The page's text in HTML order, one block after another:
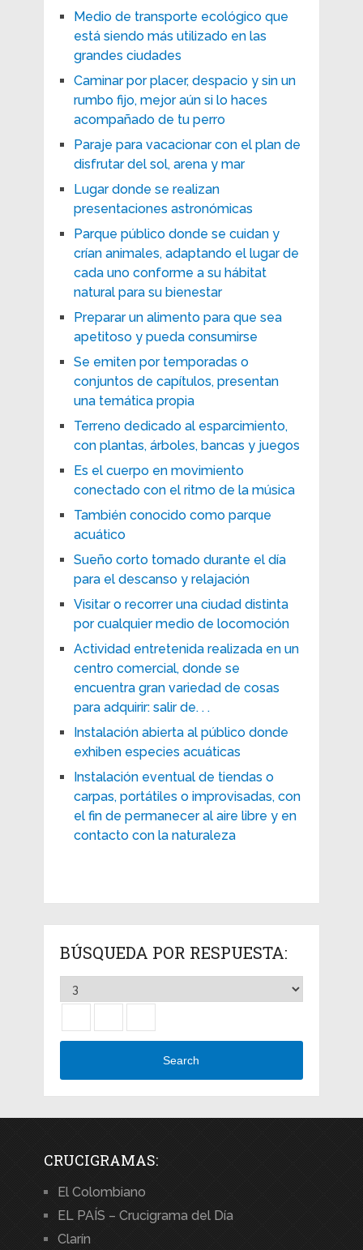
Medio de transporte ecológico que
está siendo más utilizado en las
grandes ciudades
Caminar por placer, despacio y sin un
rumbo fijo, mejor aún si lo haces
acompañado de tu perro
Paraje para vacacionar con el plan de
disfrutar del sol, arena y mar
Lugar donde se realizan
presentaciones astronómicas
Parque público donde se cuidan y
crían animales, adaptando el lugar de
cada uno conforme a su hábitat
natural para su bienestar
Preparar un alimento para que sea
apetitoso y pueda consumirse
Se emiten por temporadas o
conjuntos de capítulos, presentan
una temática propia
Terreno dedicado al esparcimiento,
con plantas, árboles, bancas y juegos
Es el cuerpo en movimiento
conectado con el ritmo de la música
También conocido como parque
acuático
Sueño corto tomado durante el día
para el descanso y relajación
Visitar o recorrer una ciudad distinta
por cualquier medio de locomoción
Actividad entretenida realizada en un
centro comercial, donde se
encuentra gran variedad de cosas
para adquirir: salir de. . .
Instalación abierta al público donde
exhiben especies acuáticas
Instalación eventual de tiendas o
carpas, portátiles o improvisadas, con
el fin de permanecer al aire libre y en
contacto con la naturaleza
BÚSQUEDA POR RESPUESTA:
Search
CRUCIGRAMAS:
El Colombiano
EL PAÍS – Crucigrama del Día
Clarín